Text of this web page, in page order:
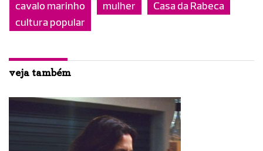
cavalo marinho mulher
Casa da Rabeca
cultura popular
veja também